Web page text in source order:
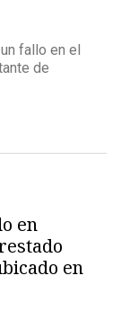
fallo en el
de
en
en